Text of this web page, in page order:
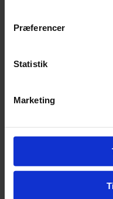
Præferencer
Statistik
Marketing